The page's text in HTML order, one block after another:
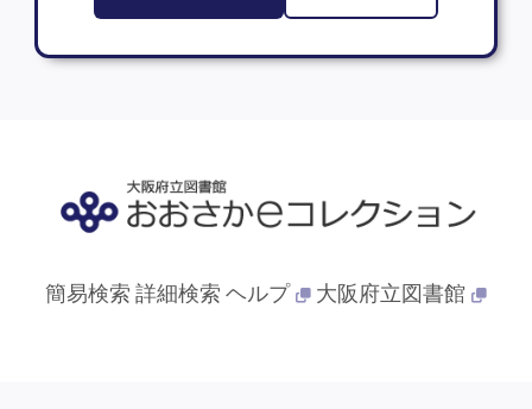
簡易検索 詳細検索 ヘルプ 大阪府立図書館